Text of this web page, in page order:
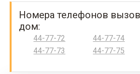
Номера телефонов
дом:
44-77-72
44-77-73
44-77-74
44-77-75